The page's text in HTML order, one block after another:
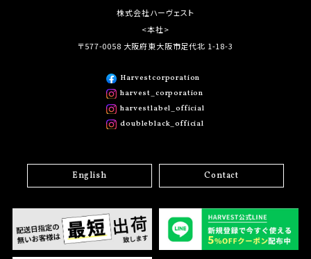
株式会社ハーヴェスト
<本社>
〒577-0058 大阪府東大阪市足代北 1-18-3
Harvestcorporation
harvest_corporation
harvestlabel_official
doubleblack_official
English Contact